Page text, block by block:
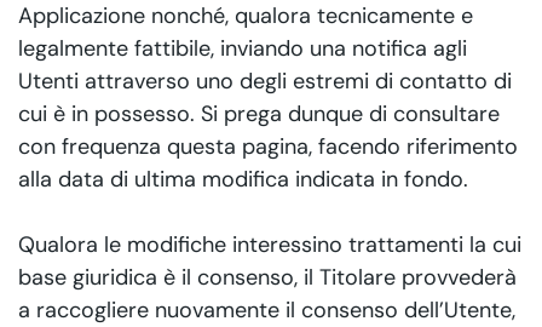
Applicazione nonché, qualora tecnicamente e
legalmente fattibile, inviando una notifica agli
Utenti attraverso uno degli estremi di contatto di
cui è in possesso. Si prega dunque di consultare
con frequenza questa pagina, facendo riferimento
alla data di ultima modifica indicata in fondo.
Qualora le modifiche interessino trattamenti la cui
base giuridica è il consenso, il Titolare provvederà
a raccogliere nuovamente il consenso dell’Utente,